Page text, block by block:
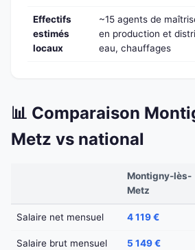
Effectifs
estimés
locaux
~15 agents de
en production et
eau, chauffages
📊 Comparaison
Metz vs national
Montigny-lès-
Metz
Salaire net mensuel 4 119 €
Salaire brut mensuel 5 149 €